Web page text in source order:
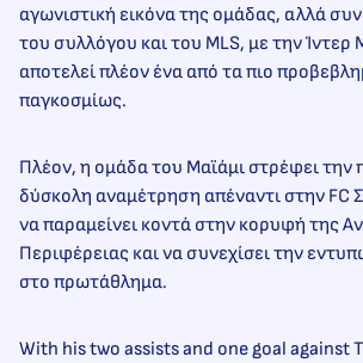
αγωνιστική εικόνα της ομάδας, αλλά
του συλλόγου και του MLS, με την Ίντερ
αποτελεί πλέον ένα από τα πιο
παγκοσμίως.
Πλέον, η ομάδα του Μαϊάμι στρέφει την
δύσκολη αναμέτρηση απέναντι στην FC
να παραμείνει κοντά στην κορυφή της
Περιφέρειας και να συνεχίσει την
στο πρωτάθλημα.
With his two assists and one goal against